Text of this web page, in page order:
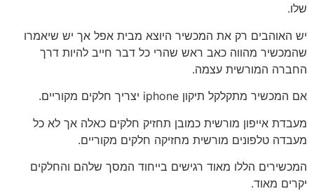
שלו.
יש האוהבים רק את המכשיר היוצא מבית אפל אך יש שיאמרו
שהמכשיר מהווה כאב ראש שהרי כל דבר חייב להיות דרך
החברה המורשית עצמה.
אם המכשיר מתקלקל תיקון iphone יצריך חלקים מקוריים.
מעבדת אייפון מורשית כמובן תחזיק חלקים כאלה אך לא כל
מעבדה טלפונים מורשית מחזיקה חלקים מקוריים.
המכשירים הללו מאוד רגישים בייחוד המסך שלהם והחלקים
יקרים מאוד.